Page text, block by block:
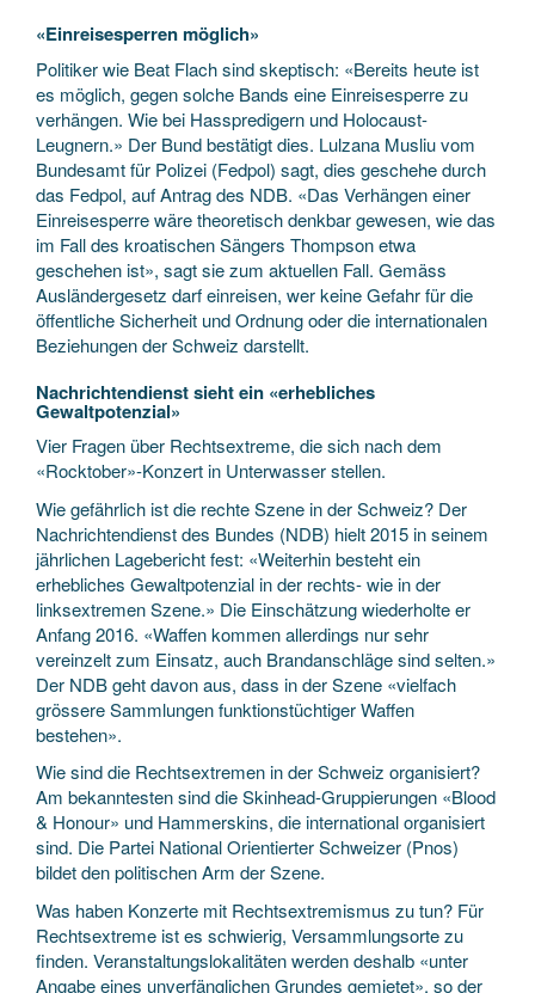
«Einreisesperren möglich»
Politiker wie Beat Flach sind skeptisch: «Bereits heute ist
es möglich, gegen solche Bands eine Einreisesperre zu
verhängen. Wie bei Hasspredigern und Holocaust-
Leugnern.» Der Bund bestätigt dies. Lulzana Musliu vom
Bundesamt für Polizei (Fedpol) sagt, dies geschehe durch
das Fedpol, auf Antrag des NDB. «Das Verhängen einer
Einreisesperre wäre theoretisch denkbar gewesen, wie das
im Fall des kroatischen Sängers Thompson etwa
geschehen ist», sagt sie zum aktuellen Fall. Gemäss
Ausländergesetz darf einreisen, wer keine Gefahr für die
öffentliche Sicherheit und Ordnung oder die internationalen
Beziehungen der Schweiz darstellt.
Nachrichtendienst sieht ein «erhebliches
Gewaltpotenzial»
Vier Fragen über Rechtsextreme, die sich nach dem
«Rocktober»-Konzert in Unterwasser stellen.
Wie gefährlich ist die rechte Szene in der Schweiz? Der
Nachrichtendienst des Bundes (NDB) hielt 2015 in seinem
jährlichen Lagebericht fest: «Weiterhin besteht ein
erhebliches Gewaltpotenzial in der rechts- wie in der
linksextremen Szene.» Die Einschätzung wiederholte er
Anfang 2016. «Waffen kommen allerdings nur sehr
vereinzelt zum Einsatz, auch Brandanschläge sind selten.»
Der NDB geht davon aus, dass in der Szene «vielfach
grössere Sammlungen funktionstüchtiger Waffen
bestehen».
Wie sind die Rechtsextremen in der Schweiz organisiert?
Am bekanntesten sind die Skinhead-Gruppierungen «Blood
& Honour» und Hammerskins, die international organisiert
sind. Die Partei National Orientierter Schweizer (Pnos)
bildet den politischen Arm der Szene.
Was haben Konzerte mit Rechtsextremismus zu tun? Für
Rechtsextreme ist es schwierig, Versammlungsorte zu
finden. Veranstaltungslokalitäten werden deshalb «unter
Angabe eines unverfänglichen Grundes gemietet», so der